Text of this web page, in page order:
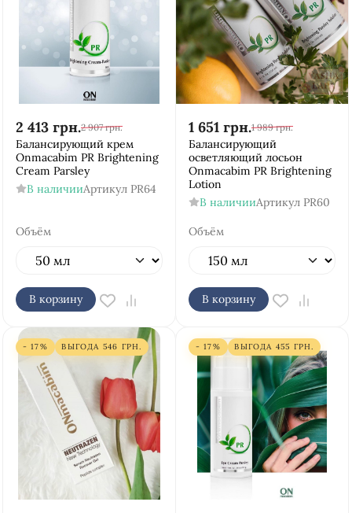
2 413 грн.2 907 грн.
Балансирующий крем
Onmacabim PR Brightening
Cream Parsley
В наличииАртикул PR64
Объём
В корзину
1 651 грн.1 989 грн.
Балансирующий
осветляющий лосьон
Onmacabim PR Brightening
Lotion
В наличииАртикул PR60
Объём
В корзину
- 17% ВЫГОДА 546 ГРН. - 17% ВЫГОДА 455 ГРН.